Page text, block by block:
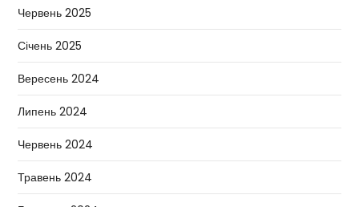
Червень 2025
Січень 2025
Вересень 2024
Липень 2024
Червень 2024
Травень 2024